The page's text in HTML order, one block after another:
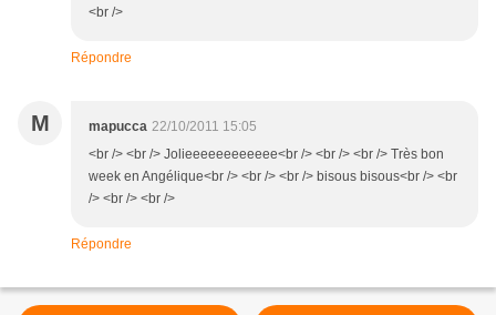
<br />
Répondre
M mapucca 22/10/2011 15:05
<br /> <br /> Jolieeeeeeeeeeee<br /> <br /> <br /> Très bon
week en Angélique<br /> <br /> <br /> bisous bisous<br /> <br
/> <br /> <br />
Répondre